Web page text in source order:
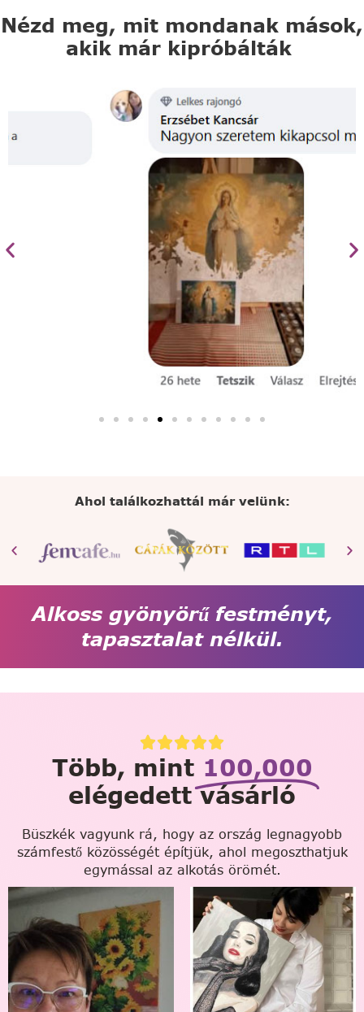
Nézd meg, mit mondanak mások,
akik már kipróbálták
Ahol találkozhattál már velünk:
Alkoss gyönyörű festményt,
tapasztalat nélkül.
Több, mint 100,000
elégedett vásárló
Büszkék vagyunk rá, hogy az ország legnagyobb
számfestő közösségét építjük, ahol megoszthatjuk
egymással az alkotás örömét.